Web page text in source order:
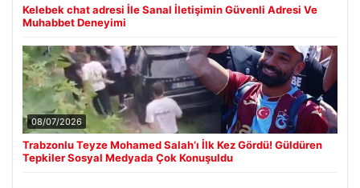
Kelebek chat adresi İle Sanal İletişimin Güvenli Adresi Ve
Muhabbet Deneyimi
08/07/2026
Trabzonlu Teyze Mohamed Salah’ı İlk Kez Gördü! Güldüren
Tepkiler Sosyal Medyada Çok Konuşuldu